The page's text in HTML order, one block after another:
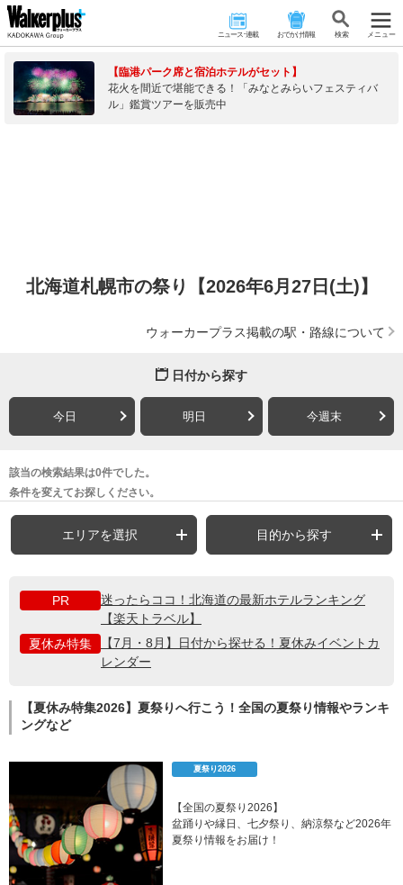
ニュース･連載 おでかけ情報 検 索 メニュー
【臨港パーク席と宿泊ホテルがセット】
花火を間近で堪能できる！「みなとみらいフェスティバ
ル」鑑賞ツアーを販売中
北海道札幌市の祭り【2026年6月27日(土)】
ウォーカープラス掲載の駅・路線について
日付から探す
今日 明日 今週末
該当の検索結果は0件でした。
条件を変えてお探しください。
エリアを選択 目的から探す
PR
迷ったらココ！北海道の最新ホテルランキング
【楽天トラベル】
夏休み特集
【7月・8月】日付から探せる！夏休みイベントカ
レンダー
【夏休み特集2026】夏祭りへ行こう！全国の夏祭り情報やランキ
ングなど
夏祭り2026
【全国の夏祭り2026】
盆踊りや縁日、七夕祭り、納涼祭など2026年
夏祭り情報をお届け！